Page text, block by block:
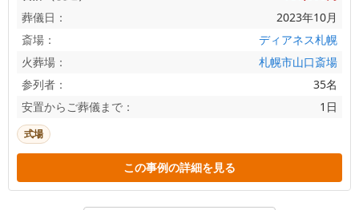
葬儀日：
2023年10月
斎場：
ディアネス札幌
火葬場：
札幌市山口斎場
参列者：
35名
安置からご葬儀まで：
1日
式場
この事例の詳細を見る